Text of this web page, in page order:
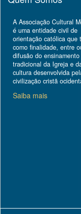
A Associação Cultural
é uma entidade civil de
orientação católica que
como finalidade, entre
difusão do ensinamento
tradicional da Igreja e
cultura desenvolvida
civilização cristã
Saiba mais